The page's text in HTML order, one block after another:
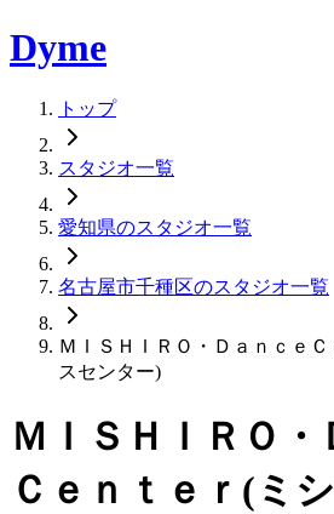
Dyme
トップ
スタジオ一覧
愛知県のスタジオ一覧
名古屋市千種区のスタジオ一覧
ＭＩＳＨＩＲＯ・Ｄａｎｃｅ
スセンター)
ＭＩＳＨＩＲＯ・
Ｃｅｎｔｅｒ(ミ